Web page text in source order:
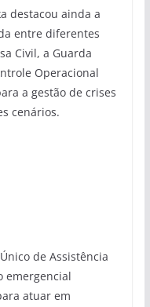
destacou ainda a
entre diferentes
Civil, a Guarda
Operacional
a gestão de crises
cenários.
de Assistência
emergencial
atuar em